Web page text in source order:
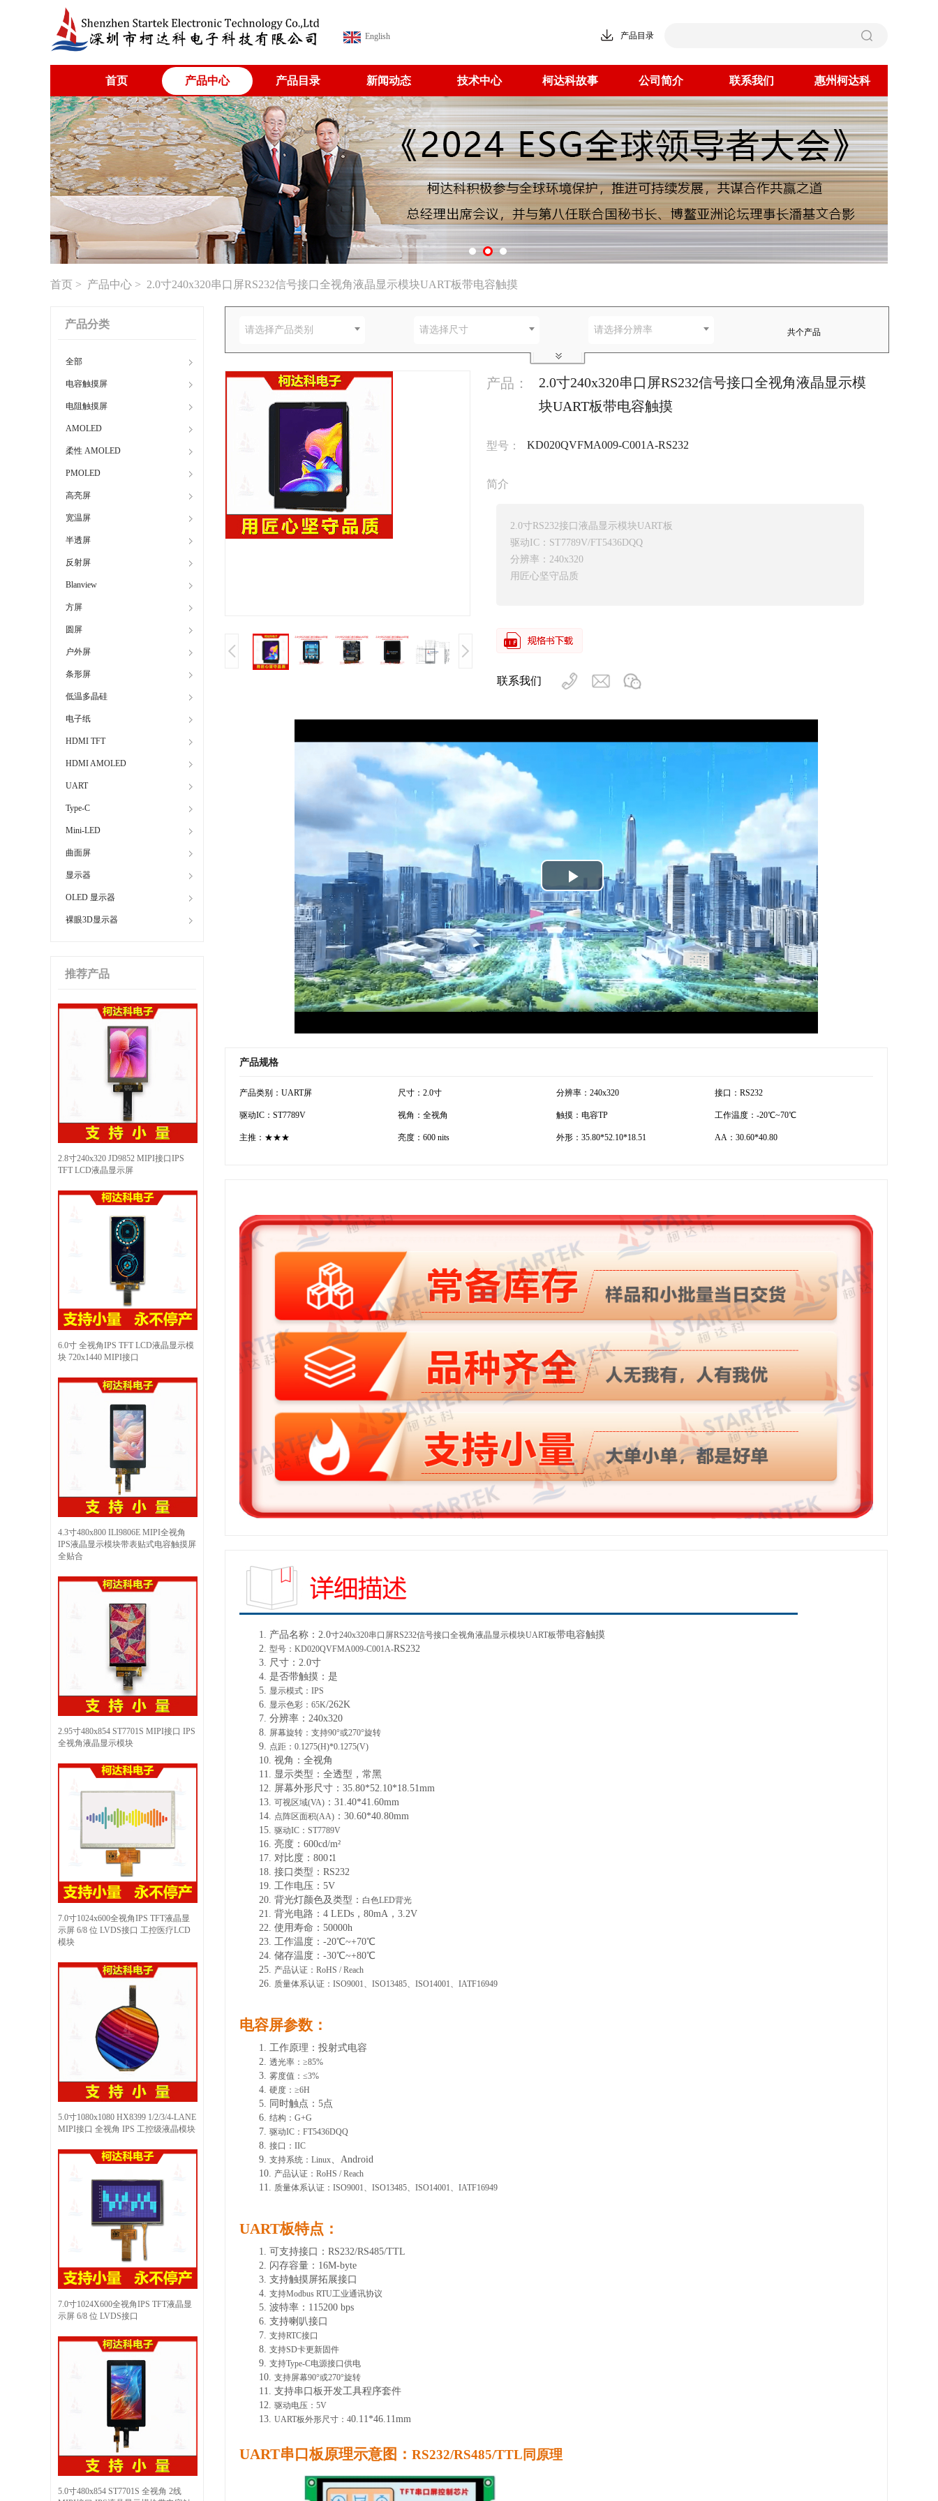
English 产品目录
首页 产品中心 产品目录 新闻动态 技术中心 柯达科故事 公司简介 联系我们 惠州柯达科
首页 > 产品中心 > 2.0寸240x320串口屏RS232信号接口全视角液晶显示模块UART板带电容触摸
产品分类
全部
电容触摸屏
电阻触摸屏
AMOLED
柔性 AMOLED
PMOLED
高亮屏
宽温屏
半透屏
反射屏
Blanview
方屏
圆屏
户外屏
条形屏
低温多晶硅
电子纸
HDMI TFT
HDMI AMOLED
UART
Type-C
Mini-LED
曲面屏
显示器
OLED 显示器
裸眼3D显示器
推荐产品
2.8寸240x320 JD9852 MIPI接口IPS
TFT LCD液晶显示屏
6.0寸 全视角IPS TFT LCD液晶显示模
块 720x1440 MIPI接口
4.3寸480x800 ILI9806E MIPI全视角
IPS液晶显示模块带表贴式电容触摸屏
全贴合
2.95寸480x854 ST7701S MIPI接口 IPS
全视角液晶显示模块
7.0寸1024x600全视角IPS TFT液晶显
示屏 6/8 位 LVDS接口 工控医疗LCD
模块
5.0寸1080x1080 HX8399 1/2/3/4-LANE
MIPI接口 全视角 IPS 工控级液晶模块
7.0寸1024X600全视角IPS TFT液晶显
示屏 6/8 位 LVDS接口
5.0寸480x854 ST7701S 全视角 2线
请选择产品类别 请选择尺寸 请选择分辨率 共个产品
产品：
2.0寸240x320串口屏RS232信号接口全视角液晶显示模
块UART板带电容触摸
型号： KD020QVFMA009-C001A-RS232
简介
2.0寸RS232接口液晶显示模块UART板
驱动IC：ST7789V/FT5436DQQ
分辨率：240x320
用匠心坚守品质
联系我们
Play
Video
产品规格
产品类别：UART屏 尺寸：2.0寸 分辨率：240x320 接口：RS232
驱动IC：ST7789V 视角：全视角 触摸：电容TP 工作温度：-20℃~70℃
主推：★★★ 亮度：600 nits 外形：35.80*52.10*18.51 AA：30.60*40.80
1. 产品名称： 2.0寸240x320串口屏RS232信号接口全视角液晶显示模块UART板带电容触摸
2. 型号： KD020QVFMA009-C001A-RS232
3.
尺寸： 2.0寸
4. 是否带触摸： 是
5.
显示模式： IPS
6. 显示色彩： 65K/262K
7. 分辨率 ： 240x320
8.
屏幕旋转：支持90°或270°旋转
9. 点距： 0.1275(H)*0.1275(V)
10. 视角：全视角
11. 显示类型：全透型，常黑
12.
屏幕外形尺寸 ： 35.80*52.10*18.51 mm
13. 可视区域(VA) ： 31.40*41.60mm
14.
点阵区面积(AA) ： 30.60*40.80mm
15. 驱动IC ： ST7789V
16. 亮度： 600cd/m²
17. 对比度： 800∶1
18. 接口类型 ： RS232
19. 工作电压： 5V
20. 背光灯颜色及类型 ： 白色LED背光
21. 背光电路 ： 4 LEDs ， 80mA ， 3.2V
22. 使用寿命： 50000h
23. 工作温度 ： -20℃~+70℃
24. 储存温度 ： -30℃~+80℃
25.
产品认证： RoHS / Reach
26. 质量体系认证： ISO9001、ISO13485、ISO14001、IATF16949
电容屏参数：
1. 工作原理：投射式电容
2. 透光率： ≥85%
3. 雾度值： ≤3%
4. 硬度： ≥6H
5. 同时触点： 5点
6. 结构： G+G
7. 驱动IC：FT5436DQQ
8. 接口： IIC
9. 支持系统： Linux
Android
10.
产品认证： RoHS / Reach
11. 质量体系认证： ISO9001、ISO13485、ISO14001、IATF16949
UART板特点：
1. 可支持接口 ： RS232/RS485/TTL
2. 闪存容量 ： 16M-byte
3. 支持触摸屏拓展接口
4. 支持Modbus RTU工业通讯协议
5. 波特率 ： 115200 bps
6. 支持喇叭接口
7. 支持RTC接口
8. 支持SD卡更新固件
9. 支持Type-C电源接口供电
10. 支持屏幕90°或270°旋转
11. 支持串口板开发工具程序套件
12. 驱动电压： 5V
13. UART板外形尺寸： 40 .11*46.11 mm
UART串口板原理示意图： RS232/RS485/TTL同原理